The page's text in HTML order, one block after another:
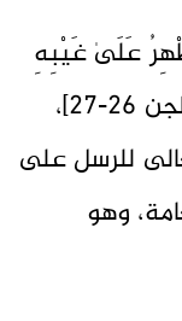
عَلَىٰ غَيْبِهِ
أَحَدًا * إِلَّا مَنِ ارْتَضَىٰ مِن رَّسُولٍ} [الجن 26-27]،
للرسل على
وهو